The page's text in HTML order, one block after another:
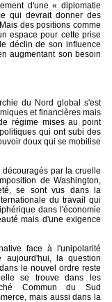
d'une « diplomatie
qui devrait donner des
des positions comme
espace pour cette prise
déclin de son influence
augmentant son besoin
du Nord global s'est
et financières mais
régime mises au point
qui ont subi des
doux qui se mobilise
par la cruelle
de Washington,
se sont vus dans la
du travail qui
dans l'économie
mais d'une exigence
face à l'unipolarité
aujourd'hui, la question
le nouvel ordre reste
se trouve dans les
Commun du Sud
mais aussi dans la